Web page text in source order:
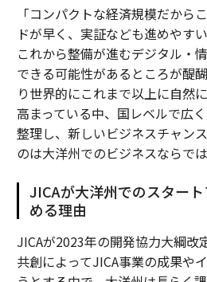
「コンパクトな経済規模だから
ドが早く、実証なども進めやす
これから整備が進むデジタル・
できる可能性があるところが醍
り世界的にこれまで以上に自然
高まっている中、国レベルで広
整理し、新しいビジネスチャン
のは大洋州でのビジネスならでは
JICAが大洋州でのスター
める理由
JICAが2023年の開発協力大綱改
共創によってJICA事業の成果や